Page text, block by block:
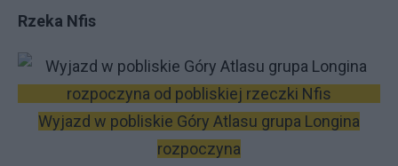
Rzeka Nfis
Wyjazd w pobliskie Góry Atlasu grupa Longina
rozpoczyna